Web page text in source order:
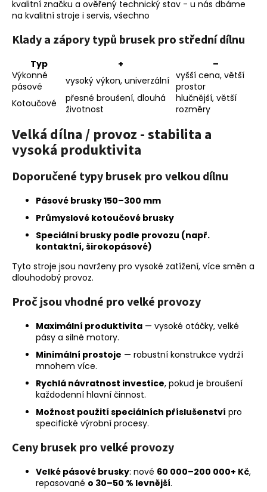
kvalitní značku a ověřený technický stav - u nás dbáme
na kvalitní stroje i servis, všechno
Klady a zápory typů brusek pro střední dílnu
Typ +
–
Výkonné
pásové
vysoký výkon, univerzální vyšší cena, větší
prostor
Kotoučové
přesné broušení, dlouhá
životnost
hlučnější, větší
rozměry
Velká dílna / provoz - stabilita a
vysoká produktivita
Doporučené typy brusek pro velkou dílnu
Pásové brusky 150–300 mm
Průmyslové kotoučové brusky
Speciální brusky podle provozu (např.
kontaktní, širokopásové)
Tyto stroje jsou navrženy pro vysoké zatížení, více směn a
dlouhodobý provoz.
Proč jsou vhodné pro velké provozy
Maximální produktivita — vysoké otáčky, velké
pásy a silné motory.
Minimální prostoje — robustní konstrukce vydrží
mnohem více.
Rychlá návratnost investice, pokud je broušení
každodenní hlavní činnost.
Možnost použití speciálních příslušenství pro
specifické výrobní procesy.
Ceny brusek pro velké provozy
Velké pásové brusky: nové 60 000–200 000+ Kč,
repasované o 30–50 % levnější.